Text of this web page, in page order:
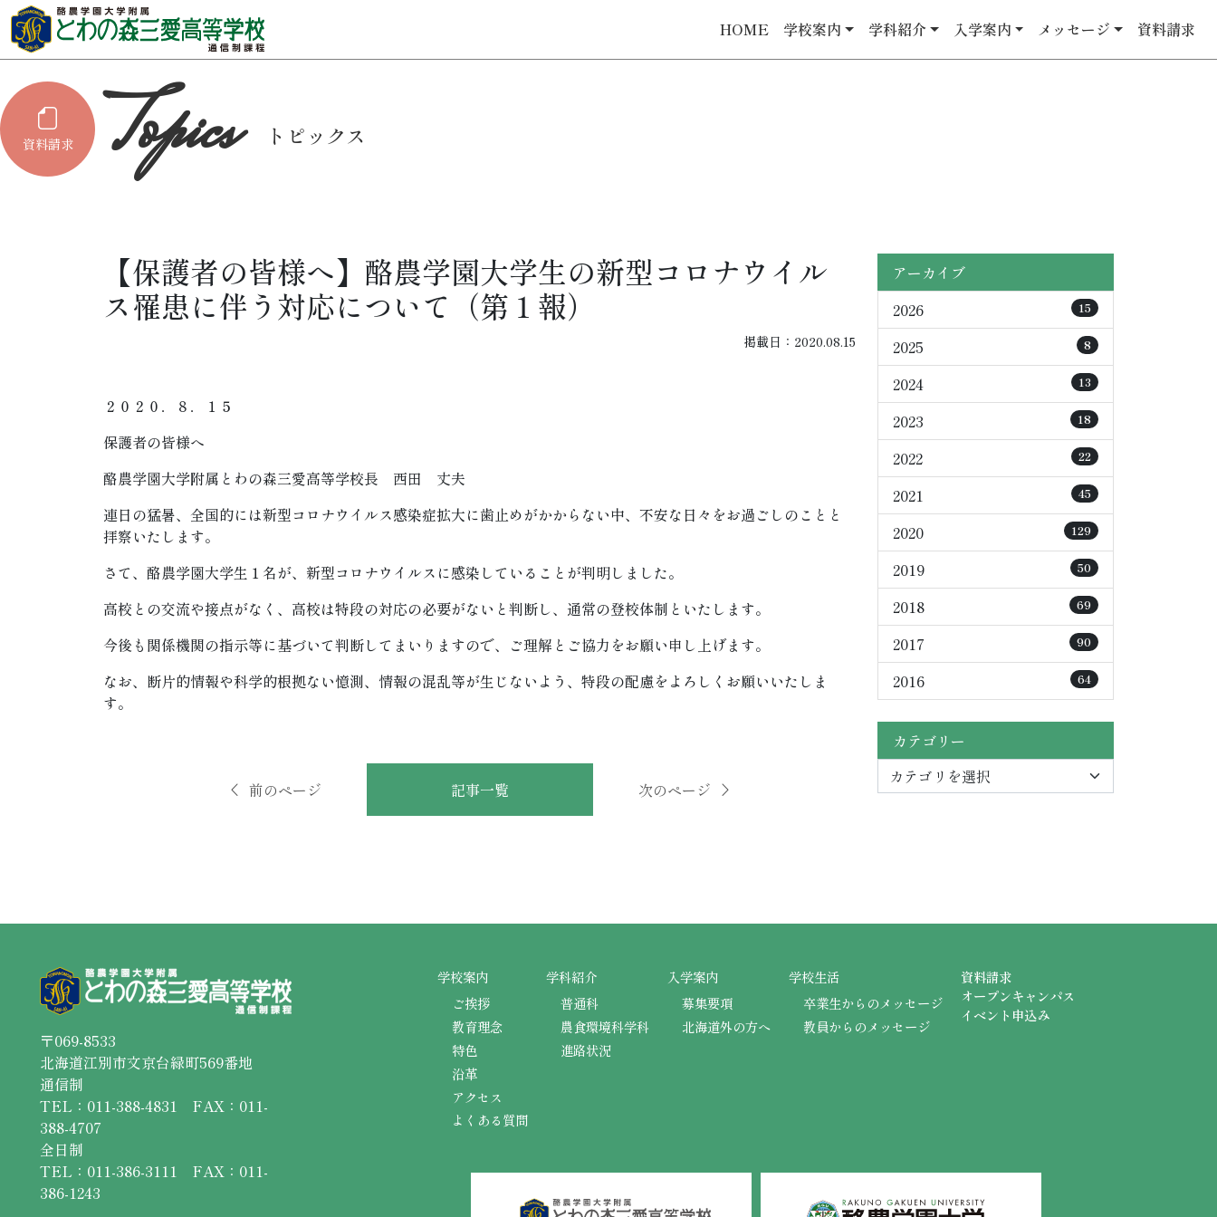
HOME 学校案内 学科紹介 入学案内 メッセージ 資料請求
トピックス
【保護者の皆様へ】酪農学園大学生の新型コロナウイル
ス罹患に伴う対応について（第１報）
掲載日：2020.08.15
２０２０．８．１５
保護者の皆様へ
酪農学園大学附属とわの森三愛高等学校長 西田 丈夫
連日の猛暑、全国的には新型コロナウイルス感染症拡大に歯止めがかからない中、不安な日々をお過ごしのことと
拝察いたします。
さて、酪農学園大学生１名が、新型コロナウイルスに感染していることが判明しました。
高校との交流や接点がなく、高校は特段の対応の必要がないと判断し、通常の登校体制といたします。
今後も関係機関の指示等に基づいて判断してまいりますので、ご理解とご協力をお願い申し上げます。
なお、断片的情報や科学的根拠ない憶測、情報の混乱等が生じないよう、特段の配慮をよろしくお願いいたしま
す。
前のページ 記事一覧 次のページ
アーカイブ
2026
15
2025 8
2024 13
2023 18
2022 22
2021 45
2020 129
2019 50
2018 69
2017 90
2016 64
カテゴリー
〒069-8533
北海道江別市文京台緑町569番地
通信制
TEL：011-388-4831 FAX：011-
388-4707
全日制
TEL：011-386-3111 FAX：011-
386-1243
学校案内
ご挨拶
教育理念
特色
沿革
アクセス
よくある質問
学科紹介
普通科
農食環境科学科
進路状況
入学案内
募集要項
北海道外の方へ
学校生活
卒業生からのメッセージ
教員からのメッセージ
資料請求
オープンキャンパス
イベント申込み
資料請求